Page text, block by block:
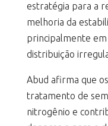
estratégia para a
melhoria da
principalmente em
distribuição
Abud afirma que
tratamento de
nitrogênio e